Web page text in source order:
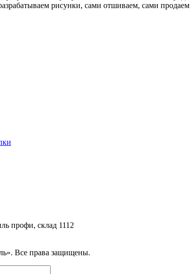
рисунки, сами отшиваем, сами продаем
профи, склад 1112
Все права защищены.